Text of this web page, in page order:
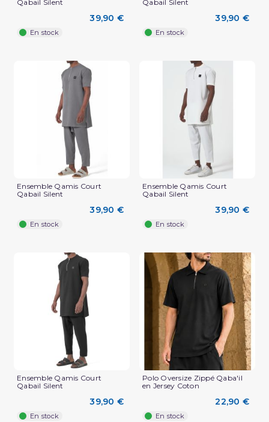
Qabail Silent
39,90 €
En stock
Qabail Silent
39,90 €
En stock
Ensemble Qamis Court
Qabail Silent
39,90 €
En stock
Ensemble Qamis Court
Qabail Silent
39,90 €
En stock
Ensemble Qamis Court
Qabail Silent
39,90 €
En stock
Polo Oversize Zippé Qaba'il
en Jersey Coton
22,90 €
En stock